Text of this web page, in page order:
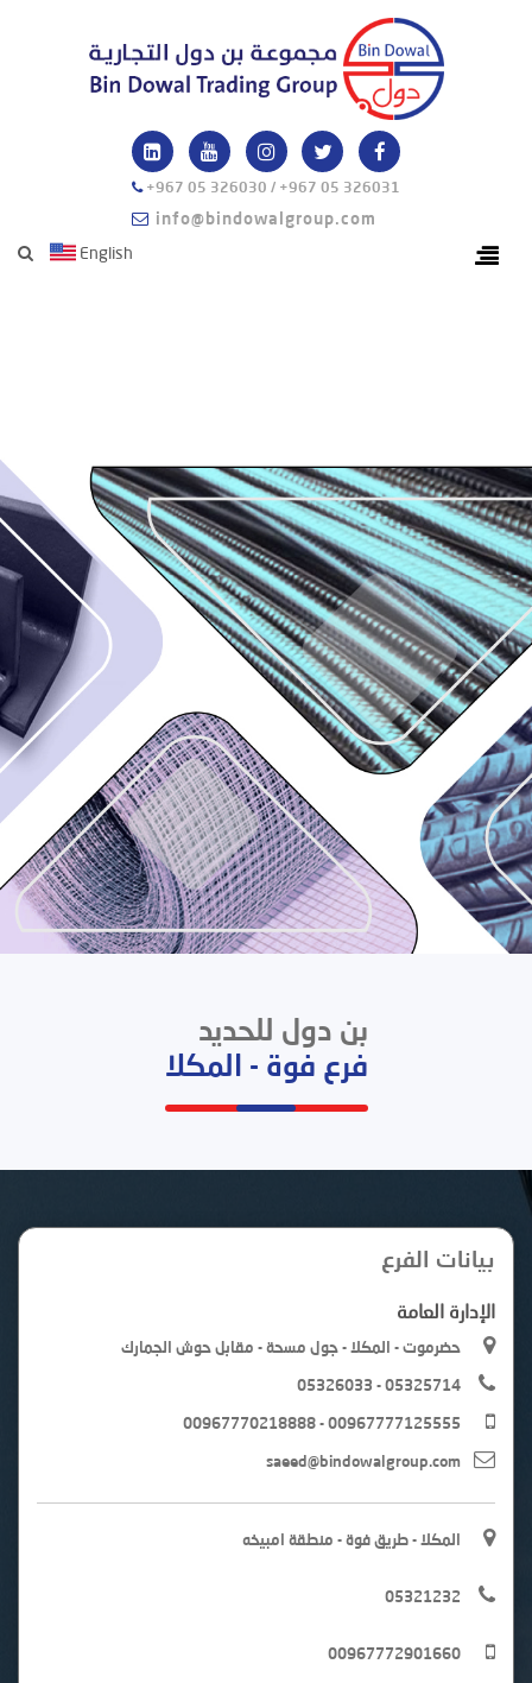
+967 05 326030 / +967 05 326031
info@bindowalgroup.com
English
بن دول للحديد
فرع فوة - المكلا
بيانات الفرع
الإدارة العامة
حضرموت - المكلا - جول مسحة - مقابل حوش الجمارك
05326033 - 05325714
00967770218888 - 00967777125555
saeed@bindowalgroup.com
المكلا - طريق فوة - منطقة امبيخه
05321232
00967772901660